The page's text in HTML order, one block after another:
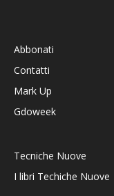
Abbonati
Contatti
Mark Up
Gdoweek
Tecniche Nuove
I libri Techiche Nuove